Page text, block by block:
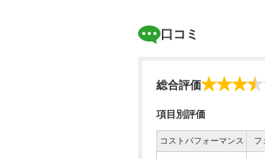
口コミ
総合評価
項目別評価
コストパフォーマンス フ